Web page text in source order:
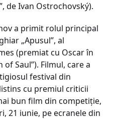
de Ivan Ostrochovský).
a primit rolul principal
„Apusul”, al
(premiat cu Oscar în
Saul”). Filmul, care a
festival din
cu premiul criticii
bun film din competiție,
21 iunie, pe ecranele din